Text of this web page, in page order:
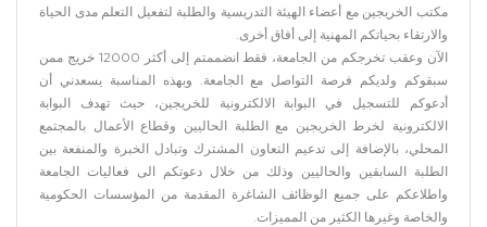
مكتب الخريجين مع أعضاء الهيئة التدريسية والطلبة لتفعيل التعلم مدى الحياة
والارتقاء بحياتكم المهنية إلى أفاق أخرى.
الآن وعقب تخرجكم من الجامعة، فقط انضممتم إلى أكثر 12000 خريج ممن
سبقوكم ولديكم فرصة التواصل مع الجامعة. وبهذه المناسبة يسعدني أن
أدعوكم للتسجيل في البوابة الالكترونية للخريجين، حيث تهدف البوابة
الالكترونية لخرط الخريجين مع الطلبة الحاليين وقطاع الأعمال بالمجتمع
المحلي، بالإضافة إلى تدعيم التعاون المشترك وتبادل الخبرة والمنفعة بين
الطلبة السابقين والحاليين وذلك من خلال دعوتكم الى فعاليات الجامعة
واطلاعكم على جميع الوظائف الشاغرة المقدمة من المؤسسات الحكومية
والخاصة وغيرها الكثير من المميزات.